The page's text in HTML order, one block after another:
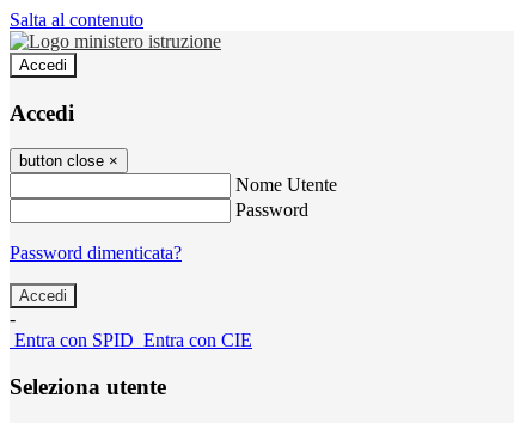
Salta al contenuto
Accedi
Accedi
button close ×
Nome Utente
Password
Password dimenticata?
-
Entra con SPID Entra con CIE
Seleziona utente